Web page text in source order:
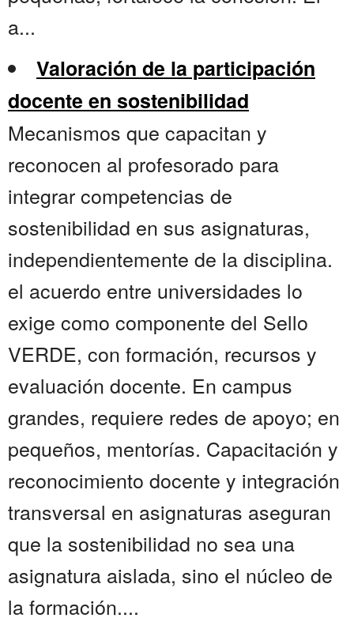
a...
Valoración de la participación
docente en sostenibilidad
Mecanismos que capacitan y
reconocen al profesorado para
integrar competencias de
sostenibilidad en sus asignaturas,
independientemente de la disciplina.
el acuerdo entre universidades lo
exige como componente del Sello
VERDE, con formación, recursos y
evaluación docente. En campus
grandes, requiere redes de apoyo; en
pequeños, mentorías. Capacitación y
reconocimiento docente y integración
transversal en asignaturas aseguran
que la sostenibilidad no sea una
asignatura aislada, sino el núcleo de
la formación....